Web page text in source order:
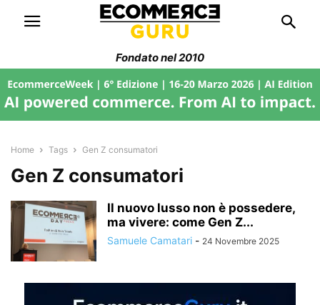
Fondato nel 2010
Home Tags Gen Z consumatori
Gen Z consumatori
Il nuovo lusso non è possedere,
ma vivere: come Gen Z...
Samuele Camatari - 24 Novembre 2025